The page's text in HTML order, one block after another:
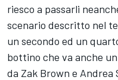
riesco a passarli
scenario descritto nel
un secondo ed un
bottino che va anche
da Zak Brown e Andrea